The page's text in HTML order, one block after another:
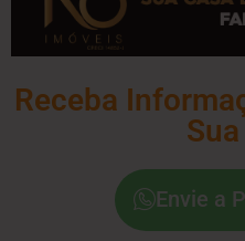
Receba
Envie a